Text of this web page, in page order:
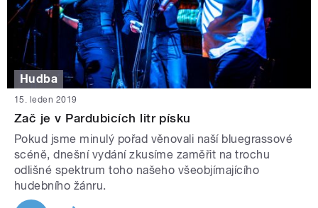
Hudba
15. leden 2019
Zač je v Pardubicích litr písku
Pokud jsme minulý pořad věnovali naší bluegrassové
scéně, dnešní vydání zkusíme zaměřit na trochu
odlišné spektrum toho našeho všeobjímajícího
hudebního žánru.